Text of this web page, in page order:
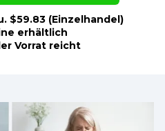
$59.83 (Einzelhandel)
erhältlich
Vorrat reicht